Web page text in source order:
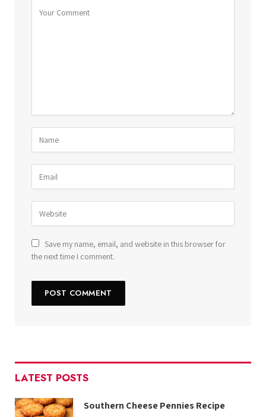
Save my name, email, and website in this browser for
the next time I comment.
LATEST POSTS
Southern Cheese Pennies Recipe